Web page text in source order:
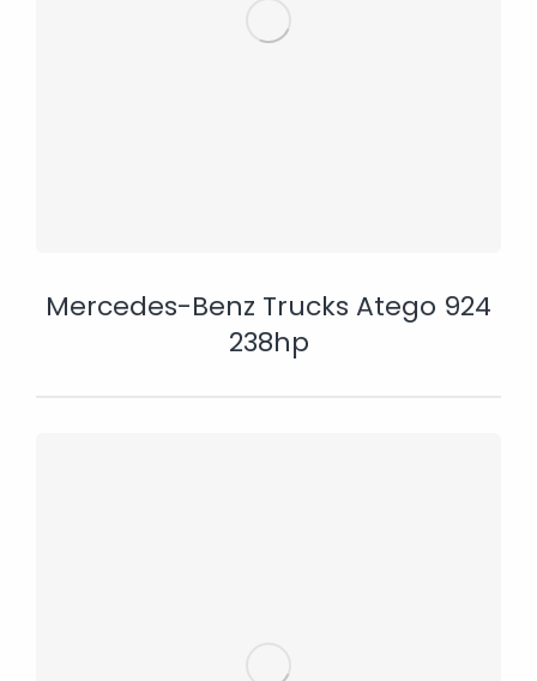
Mercedes-Benz Trucks Atego 924
238hp